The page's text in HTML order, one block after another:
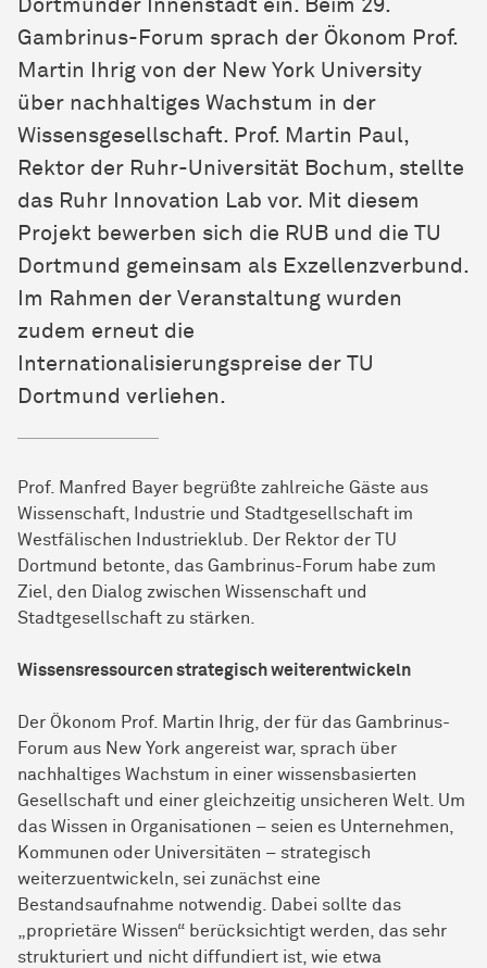
Dortmunder Innenstadt ein. Beim 29.
Gambrinus-Forum sprach der Ökonom Prof.
Martin Ihrig von der New York University
über nachhaltiges Wachstum in der
Wissensgesellschaft. Prof. Martin Paul,
Rektor der Ruhr-Universität Bochum, stellte
das Ruhr Innovation Lab vor. Mit diesem
Projekt bewerben sich die RUB und die TU
Dortmund gemeinsam als Exzellenzverbund.
Im Rahmen der Veranstaltung wurden
zudem erneut die
Internationalisierungspreise der TU
Dortmund verliehen.
Prof. Manfred Bayer begrüßte zahlreiche Gäste aus
Wissenschaft, Industrie und Stadtgesellschaft im
Westfälischen Industrieklub. Der Rektor der TU
Dortmund betonte, das Gambrinus-Forum habe zum
Ziel, den Dialog zwischen Wissenschaft und
Stadtgesellschaft zu stärken.
Wissensressourcen strategisch weiterentwickeln
Der Ökonom Prof. Martin Ihrig, der für das Gambrinus-
Forum aus New York angereist war, sprach über
nachhaltiges Wachstum in einer wissensbasierten
Gesellschaft und einer gleichzeitig unsicheren Welt. Um
das Wissen in Organisationen – seien es Unternehmen,
Kommunen oder Universitäten – strategisch
weiterzuentwickeln, sei zunächst eine
Bestandsaufnahme notwendig. Dabei sollte das
„proprietäre Wissen“ berücksichtigt werden, das sehr
strukturiert und nicht diffundiert ist, wie etwa